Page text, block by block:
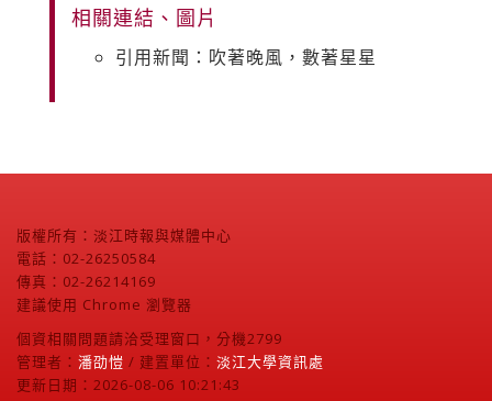
相關連結、圖片
引用新聞：吹著晚風，數著星星
版權所有：淡江時報與媒體中心
電話：02-26250584
傳真：02-26214169
建議使用 Chrome 瀏覽器
個資相關問題請洽受理窗口，分機2799
管理者： 潘劭愷 / 建置單位： 淡江大學資訊處
更新日期：2026-08-06 10:21:43